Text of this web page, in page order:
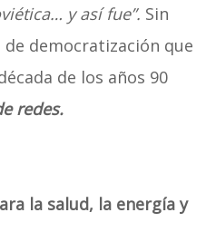
y así fue”. Sin
democratización que
de los años 90
redes.
la salud, la energía y